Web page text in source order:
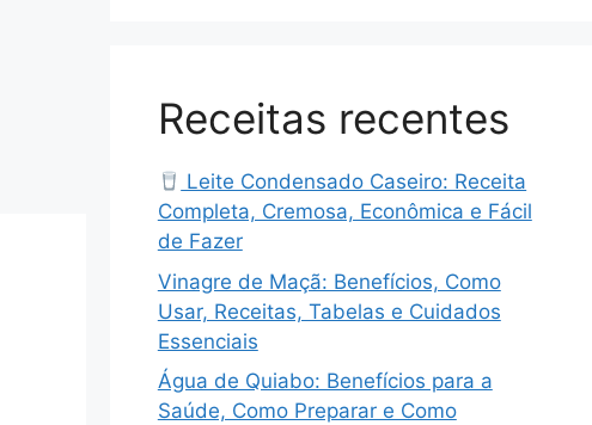
Receitas recentes
Leite Condensado Caseiro: Receita
Completa, Cremosa, Econômica e Fácil
de Fazer
Vinagre de Maçã: Benefícios, Como
Usar, Receitas, Tabelas e Cuidados
Essenciais
Água de Quiabo: Benefícios para a
Saúde, Como Preparar e Como